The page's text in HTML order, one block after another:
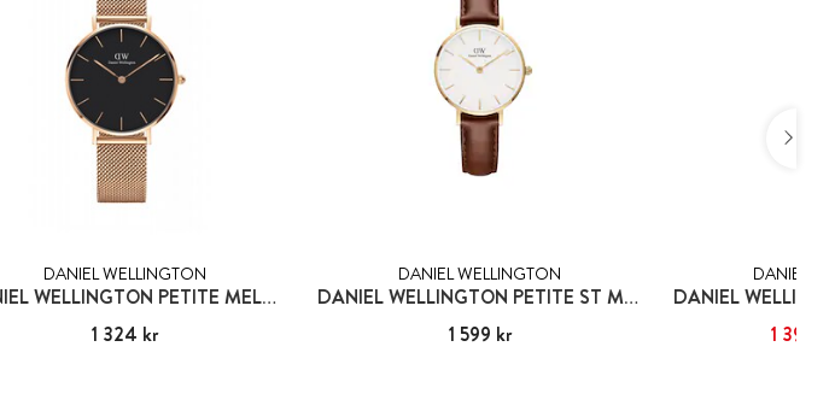
DANIEL WELLINGTON
DANIEL WELLINGTON PETITE MELROSE
Pris :1 324 kr
1 324 kr
DANIEL WELLINGTON
DANIEL WELLINGTON PETITE ST MAWES
Pris :1 599 kr
1 599 kr
DANIEL
Nuvarande pris1 399 kr